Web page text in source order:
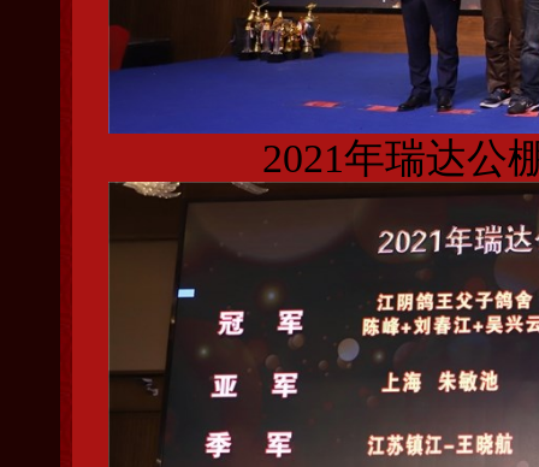
2021年瑞达公